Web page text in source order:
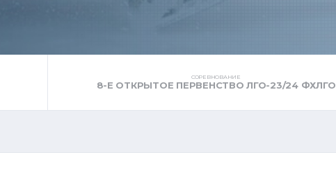
СОРЕВНОВАНИЕ
8-Е ОТКРЫТОЕ ПЕРВЕНСТВО ЛГО-23/24 ФХЛГО